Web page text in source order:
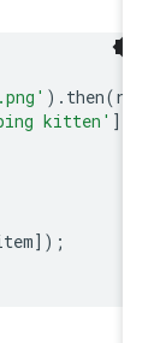
).then
kitten'
([item